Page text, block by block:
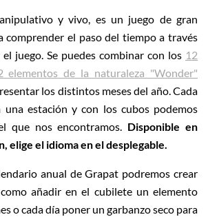
y vivo, es un juego de gran
comprender el paso del tiempo a través
juego. Se puedes combinar con los 12
elementos de la naturaleza "Wonder"
los distintos meses del año. Cada
una estación y con los cubos podemos
que nos encontramos. Disponible en
elige el idioma en el desplegable.
anual de Grapat podremos crear
añadir en el cubilete un elemento
o cada día poner un garbanzo seco para